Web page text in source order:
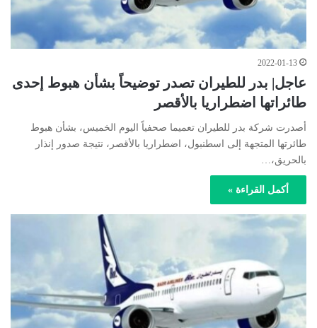
2022-01-13
عاجل| بدر للطيران تصدر توضيحاً بشأن هبوط إحدى
طائراتها اضطراريا بالأقصر
أصدرت شركة بدر للطيران تعميما صحفياً اليوم الخميس، بشأن هبوط
طائرتها المتجهة إلى اسطنبول، اضطراريا بالأقصر، نتيجة صدور إنذار
بالحريق،…
أكمل القراءة »